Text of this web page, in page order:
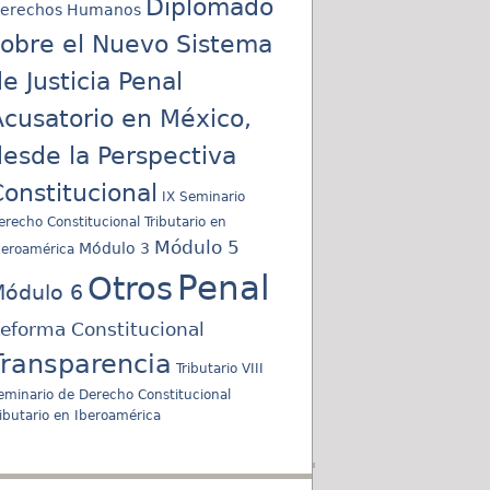
Humanos Diplomado
el Nuevo Sistema
Justicia Penal
en México,
la Perspectiva
IX Seminario
Constitucional Tributario en
Módulo 3 Módulo 5
6 Otros Penal
Constitucional
Tributario VIII
de Derecho Constitucional
en Iberoamérica